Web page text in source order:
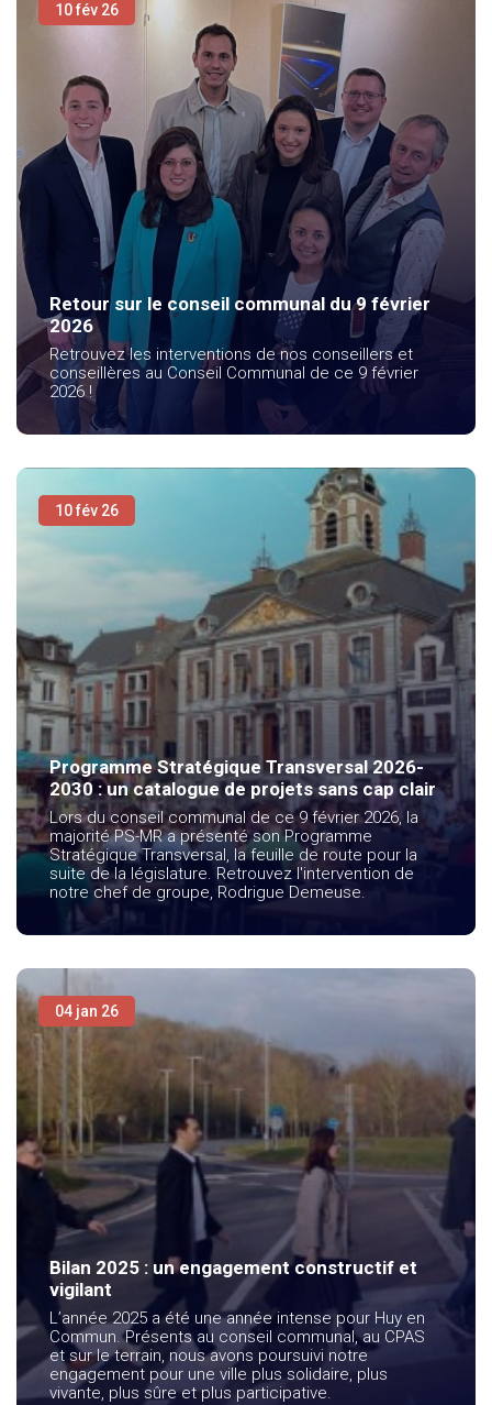
10 fév 26
Retour sur le conseil communal du 9 février
2026
Retrouvez les interventions de nos conseillers et
conseillères au Conseil Communal de ce 9 février
2026 !
10 fév 26
Programme Stratégique Transversal 2026-
2030 : un catalogue de projets sans cap clair
Lors du conseil communal de ce 9 février 2026, la
majorité PS-MR a présenté son Programme
Stratégique Transversal, la feuille de route pour la
suite de la législature. Retrouvez l'intervention de
notre chef de groupe, Rodrigue Demeuse.
04 jan 26
Bilan 2025 : un engagement constructif et
vigilant
L’année 2025 a été une année intense pour Huy en
Commun. Présents au conseil communal, au CPAS
et sur le terrain, nous avons poursuivi notre
engagement pour une ville plus solidaire, plus
vivante, plus sûre et plus participative.